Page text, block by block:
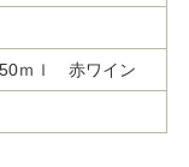
ｍｌ 赤ワイン